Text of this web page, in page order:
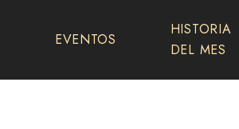
EVENTOS
HISTORIA
DEL MES